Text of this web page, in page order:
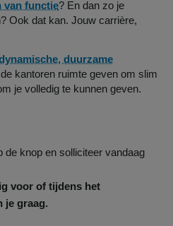
van functie? En dan zo je
Ook dat kan. Jouw carrière,
duurzame
kantoren ruimte geven om slim
je volledig te kunnen geven.
knop en solliciteer vandaag
voor of tijdens het
je graag.